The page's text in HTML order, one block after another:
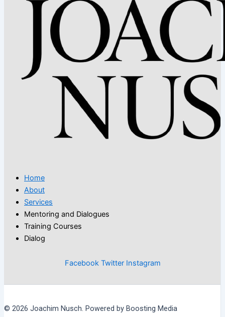
Home
About
Services
Mentoring and Dialogues
Training Courses
Dialog
Facebook Twitter Instagram
© 2026 Joachim Nusch. Powered by Boosting Media